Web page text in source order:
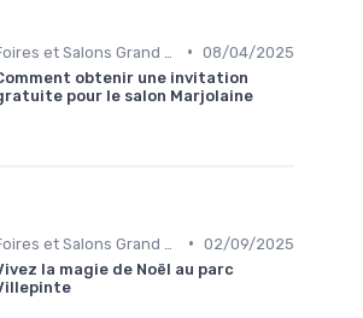
• 08/04/2025
obtenir une invitation
pour le salon Marjolaine
• 02/09/2025
la magie de Noël au parc